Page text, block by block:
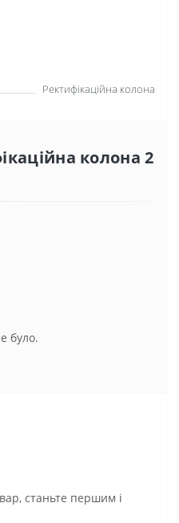
Ректифікаційна колона
колона 2
було.
станьте першим і